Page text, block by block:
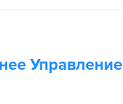
Управление